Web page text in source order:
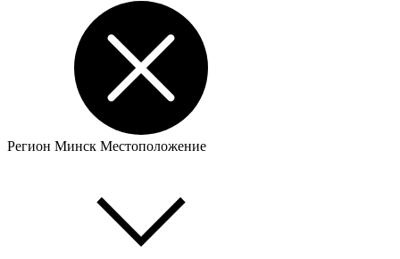
Регион Минск Местоположение